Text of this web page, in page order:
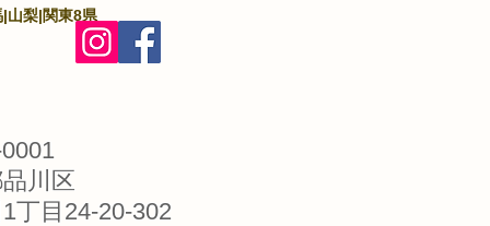
山梨|関東8県
川区
丁目24-20-302